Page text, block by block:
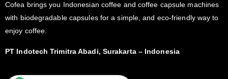
Cofea brings you Indonesian coffee and coffee capsule machines
with biodegradable capsules for a simple, and eco-friendly way to
enjoy coffee.
PT Indotech Trimitra Abadi, Surakarta – Indonesia